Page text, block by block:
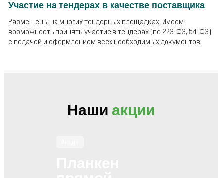
Участие на тендерах в качестве поставщика
Размещены на многих тендерных площадках. Имеем
возможность принять участие в тендерах (по 223-ФЗ, 54-ФЗ)
с подачей и оформлением всех необходимых документов.
Наши акции